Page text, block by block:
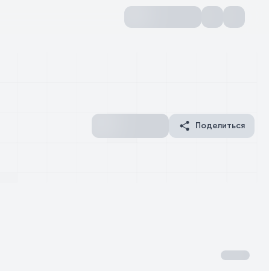
Поделиться